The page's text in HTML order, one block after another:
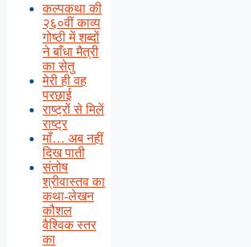
कल्पकथा की
२६०वीं काव्य
गोष्ठी में शब्दों
ने बाँधा मैत्री
का सेतु
मेरी ही वह
परछाई
राष्ट्रों से मिलें
राष्ट्र
माँ… अब नहीं
दिख पाती
संतोष
श्रीवास्तव का
कथा-लेखन
कौशल
वैश्विक स्तर
का